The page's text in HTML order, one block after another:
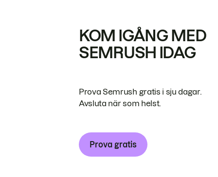
KOM IGÅNG MED
SEMRUSH IDAG
Prova Semrush gratis i sju dagar.
Avsluta när som helst.
Prova gratis